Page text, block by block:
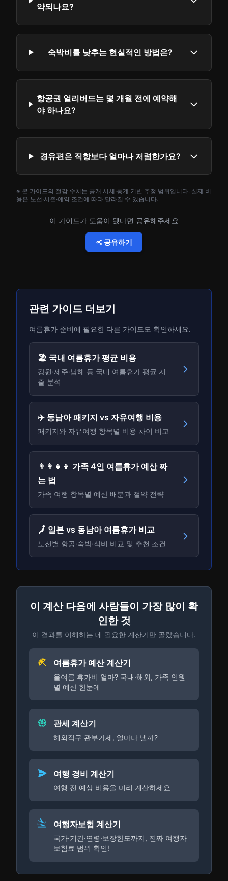
약되나요?
숙박비를 낮추는 현실적인 방법은?
항공권 얼리버드는 몇 개월 전에 예약해
야 하나요?
경유편은 직항보다 얼마나 저렴한가요?
※ 본 가이드의 절감 수치는 공개 시세·통계 기반 추정 범위입니다. 실제 비
용은 노선·시즌·예약 조건에 따라 달라질 수 있습니다.
이 가이드가 도움이 됐다면 공유해주세요
공유하기
관련 가이드 더보기
여름휴가 준비에 필요한 다른 가이드도 확인하세요.
🏖️ 국내 여름휴가 평균 비용
강원·제주·남해 등 국내 여름휴가 평균 지
출 분석
✈️ 동남아 패키지 vs 자유여행 비용
패키지와 자유여행 항목별 비용 차이 비교
👨‍👩‍👧‍👦 가족 4인 여름휴가 예산 짜
는 법
가족 여행 항목별 예산 배분과 절약 전략
🗾 일본 vs 동남아 여름휴가 비교
노선별 항공·숙박·식비 비교 및 추천 조건
이 계산 다음에 사람들이 가장 많이 확
인한 것
이 결과를 이해하는 데 필요한 계산기만 골랐습니다.
여름휴가 예산 계산기
올여름 휴가비 얼마? 국내·해외, 가족 인원
별 예산 한눈에
관세 계산기
해외직구 관부가세, 얼마나 낼까?
여행 경비 계산기
여행 전 예상 비용을 미리 계산하세요
여행자보험 계산기
국가·기간·연령·보장한도까지, 진짜 여행자
보험료 범위 확인!